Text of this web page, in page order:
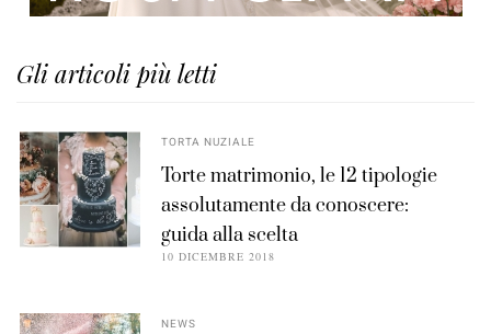
Gli articoli più letti
TORTA NUZIALE
Torte matrimonio, le 12 tipologie
assolutamente da conoscere:
guida alla scelta
10 DICEMBRE 2018
NEWS